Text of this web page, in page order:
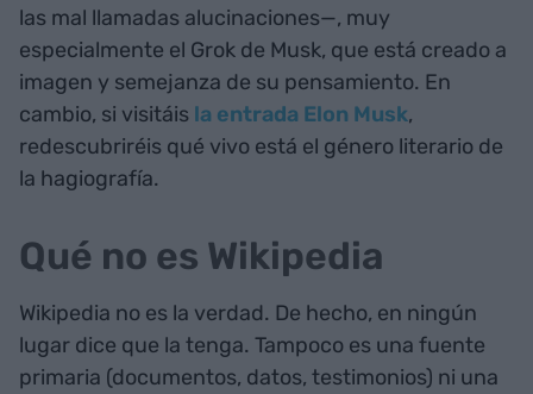
las mal llamadas alucinaciones—, muy
especialmente el Grok de Musk, que está creado a
imagen y semejanza de su pensamiento. En
cambio, si visitáis la entrada Elon Musk,
redescubriréis qué vivo está el género literario de
la hagiografía.
Qué no es Wikipedia
Wikipedia no es la verdad. De hecho, en ningún
lugar dice que la tenga. Tampoco es una fuente
primaria (documentos, datos, testimonios) ni una